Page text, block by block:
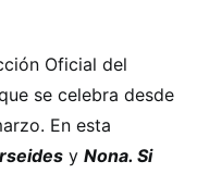
Oficial del
se celebra desde
En esta
y Nona. Si